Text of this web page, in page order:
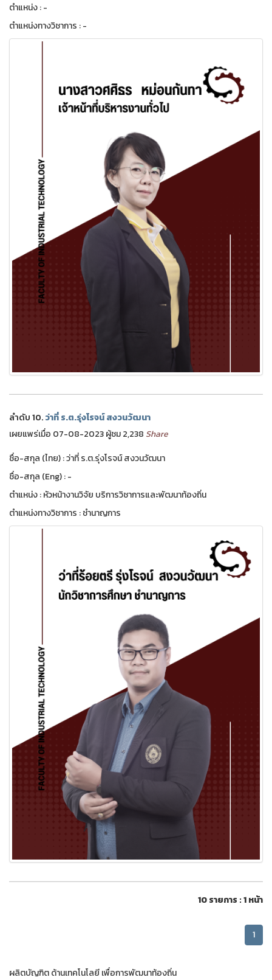
ตำแหน่ง : -
ตำแหน่งทางวิชาการ : -
ลำดับ 10.ว่าที่ ร.ต.รุ่งโรจน์ สงวนวัฒนา
เผยแพร่เมื่อ 07-08-2023 ผู้ชม 2,238 Share
ชื่อ-สกุล (ไทย) : ว่าที่ ร.ต.รุ่งโรจน์ สงวนวัฒนา
ชื่อ-สกุล (Eng) : -
ตำแหน่ง : หัวหน้างานวิจัย บริการวิชาการและพัฒนาท้องถิ่น
ตำแหน่งทางวิชาการ : ชำนาญการ
10 รายการ : 1 หน้า
1
ผลิตบัญฑิต ด้านเทคโนโลยี เพื่อการพัฒนาท้องถิ่น